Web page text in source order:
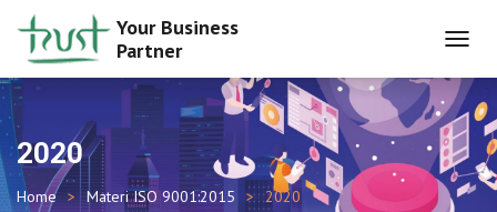
Your Business
Partner
2020
Home Materi ISO 9001:2015 2020